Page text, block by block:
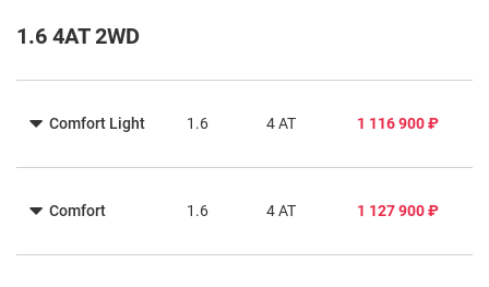
1.6 4AT 2WD
Comfort Light 1.6 4 AT 1 116 900 ₽
Comfort 1.6 4 AT 1 127 900 ₽